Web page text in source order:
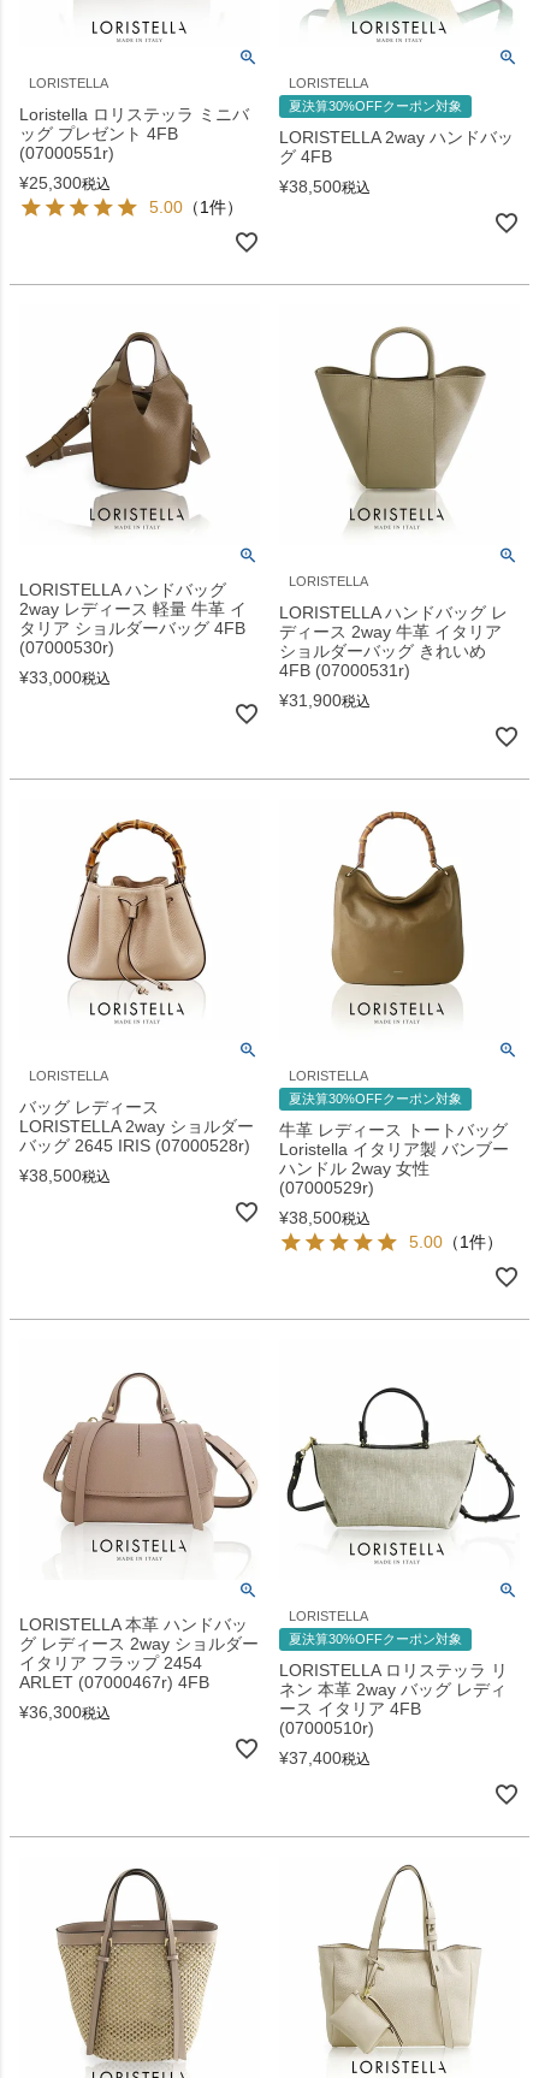
LORISTELLA
Loristella ロリステッラ ミニバ
ッグ プレゼント 4FB
(07000551r)
¥25,300税込
5.00 （1件）
LORISTELLA
夏決算30%OFFクーポン対象
LORISTELLA 2way ハンドバッ
グ 4FB
¥38,500税込
LORISTELLA ハンドバッグ
2way レディース 軽量 牛革 イ
タリア ショルダーバッグ 4FB
(07000530r)
¥33,000税込
LORISTELLA
LORISTELLA ハンドバッグ レ
ディース 2way 牛革 イタリア
ショルダーバッグ きれいめ
4FB (07000531r)
¥31,900税込
LORISTELLA
バッグ レディース
LORISTELLA 2way ショルダー
バッグ 2645 IRIS (07000528r)
¥38,500税込
LORISTELLA
夏決算30%OFFクーポン対象
牛革 レディース トートバッグ
Loristella イタリア製 バンブー
ハンドル 2way 女性
(07000529r)
¥38,500税込
5.00 （1件）
LORISTELLA 本革 ハンドバッ
グ レディース 2way ショルダー
イタリア フラップ 2454
ARLET (07000467r) 4FB
¥36,300税込
LORISTELLA
夏決算30%OFFクーポン対象
LORISTELLA ロリステッラ リ
ネン 本革 2way バッグ レディ
ース イタリア 4FB
(07000510r)
¥37,400税込